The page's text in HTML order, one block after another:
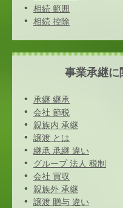
相続 範囲
相続 控除
事業承継に
承継 継承
会社 節税
親族内 承継
譲渡 とは
継承 承継 違い
グループ 法人 税制
会社 買収
親族外 承継
譲渡 贈与 違い